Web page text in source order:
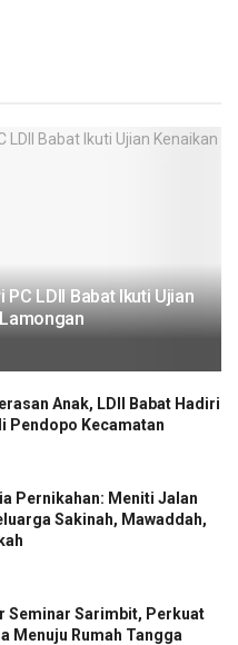
LDII Babat Ikuti Ujian
Anak, LDII Babat Hadiri
Pendopo Kecamatan
Pernikahan: Meniti Jalan
Sakinah, Mawaddah,
Seminar Sarimbit, Perkuat
Menuju Rumah Tangga